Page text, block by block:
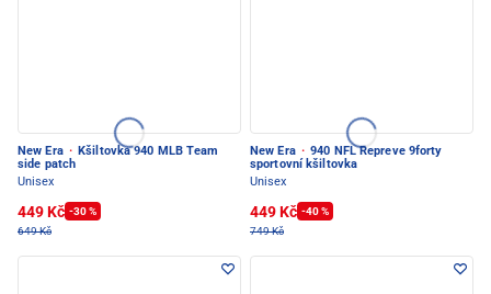
New Era · Kšiltovka 940 MLB Team
side patch
Unisex
449 Kč -30 %
649 Kč
New Era · 940 NFL Repreve 9forty
sportovní kšiltovka
Unisex
449 Kč -40 %
749 Kč